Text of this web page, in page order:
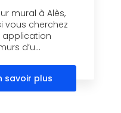
mural à Alès,
vous cherchez
application
d’u...
savoir plus